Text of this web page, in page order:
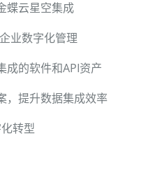
蝶云星空集成
业数字化管理
成的软件和API资产
，提升数据集成效率
转型